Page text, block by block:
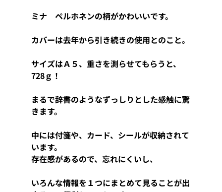
ミナ　ペルホネンの柄がかわいいです。
カバーは去年から引き続きの使用とのこと。
サイズはＡ５、重さを測らせてもらうと、
728ｇ！
まるで辞書のようなずっしりとした感触に驚
きます。
中には付箋や、カード、シールが収納されて
います。
存在感があるので、忘れにくいし、
いろんな情報を１つにまとめて見ることが出